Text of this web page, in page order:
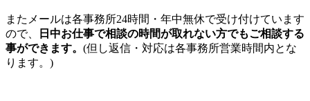
またメールは各事務所24時間・年中無休で受け付けています
ので、
日中お仕事で相談の時間が取れない方でもご相談する
事ができます。 (但し返信・対応は各事務所営業時間内とな
ります。)